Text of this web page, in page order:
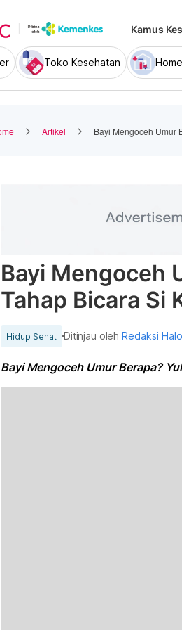
Kamus
Toko Kesehatan
Artikel Bayi Mengoceh Umur
Bayi Mengoceh
Tahap Bicara Si
Hidup Sehat Ditinjau olehRedaksi
Bayi Mengoceh Umur Berapa?